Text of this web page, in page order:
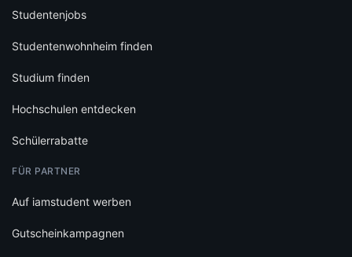
Studentenjobs
Studentenwohnheim finden
Studium finden
Hochschulen entdecken
Schülerrabatte
FÜR PARTNER
Auf iamstudent werben
Gutscheinkampagnen